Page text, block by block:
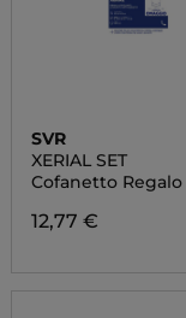
SVR
XERIAL SET
Cofanetto Regalo
12,77 €